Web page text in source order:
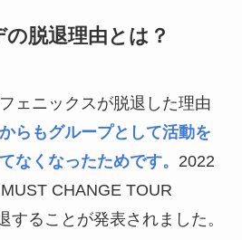
脱退理由とは？
ェニックスが脱退した理由
らもグループとして活動を
なくなったためです。 2022
CHANGE TOUR
することが発表されました。